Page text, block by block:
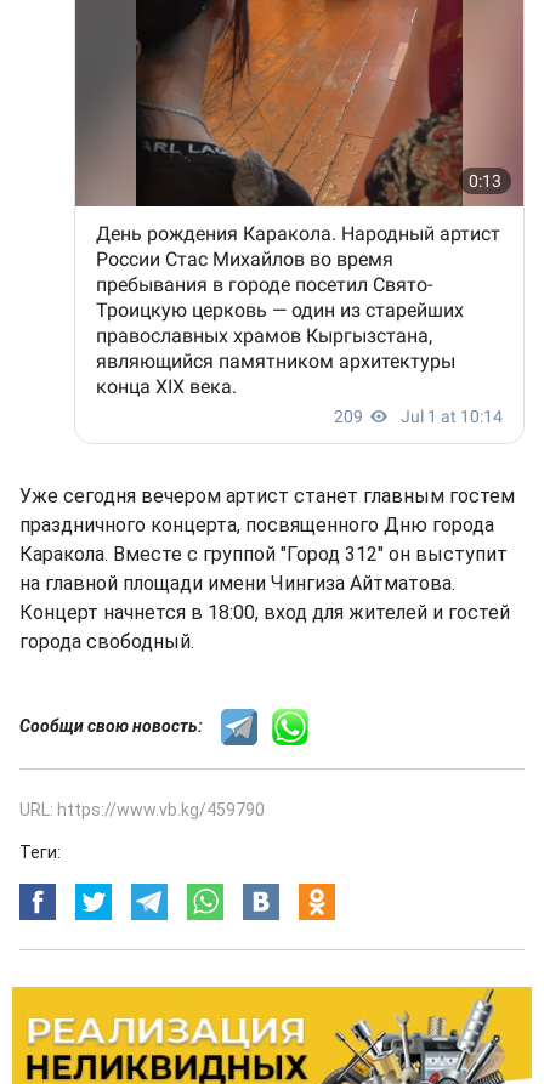
Уже сегодня вечером артист станет главным гостем
праздничного концерта, посвященного Дню города
Каракола. Вместе с группой "Город 312" он выступит
на главной площади имени Чингиза Айтматова.
Концерт начнется в 18:00, вход для жителей и гостей
города свободный.
Сообщи свою новость:
URL: https://www.vb.kg/459790
Теги: